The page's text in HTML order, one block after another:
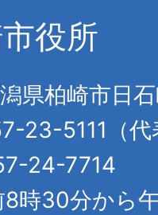
役所
県柏崎市日
23-5111（代
24-7714
8時30分から